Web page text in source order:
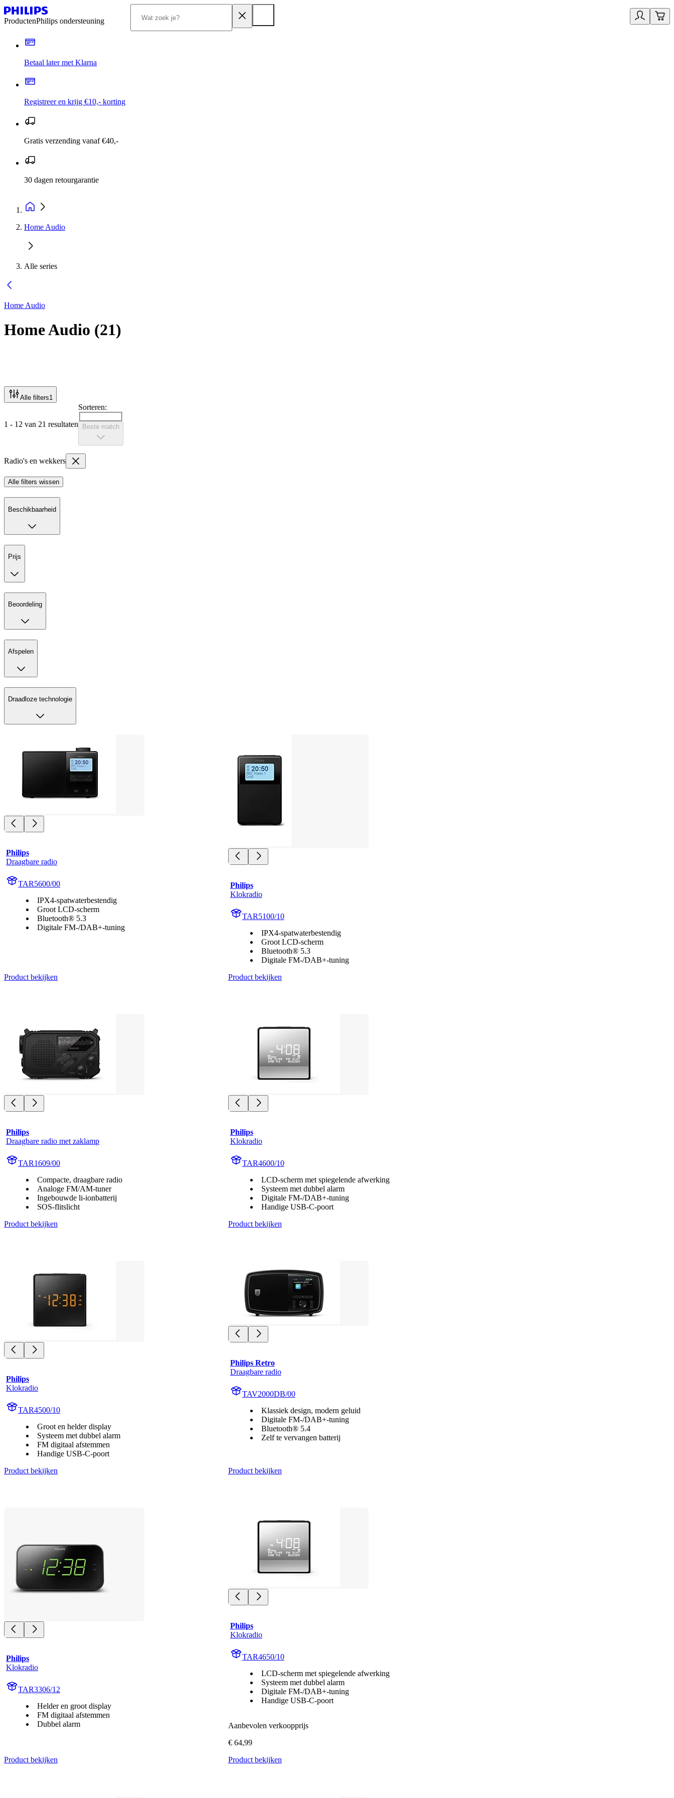
ProductenPhilips ondersteuning
Betaal later met Klarna
Registreer en krijg €10,- korting
Gratis verzending vanaf €40,-
30 dagen retourgarantie
Home Audio
Alle series
Home Audio
Home Audio (21)
Alle filters1
1 - 12 van 21 resultaten
Sorteren:
Beste match
Radio's en wekkers
Alle filters wissen
Beschikbaarheid
Prijs
Beoordeling
Afspelen
Draadloze technologie
Philips
Draagbare radio
TAR5600/00
IPX4-spatwaterbestendig
Groot LCD-scherm
Bluetooth® 5.3
Digitale FM-/DAB+-tuning
Product bekijken
Philips
Klokradio
TAR5100/10
IPX4-spatwaterbestendig
Groot LCD-scherm
Bluetooth® 5.3
Digitale FM-/DAB+-tuning
Product bekijken
Philips
Draagbare radio met zaklamp
TAR1609/00
Compacte, draagbare radio
Analoge FM/AM-tuner
Ingebouwde li-ionbatterij
SOS-flitslicht
Product bekijken
Philips
Klokradio
TAR4600/10
LCD-scherm met spiegelende afwerking
Systeem met dubbel alarm
Digitale FM-/DAB+-tuning
Handige USB-C-poort
Product bekijken
Philips
Klokradio
TAR4500/10
Groot en helder display
Systeem met dubbel alarm
FM digitaal afstemmen
Handige USB-C-poort
Product bekijken
Philips Retro
Draagbare radio
TAV2000DB/00
Klassiek design, modern geluid
Digitale FM-/DAB+-tuning
Bluetooth® 5.4
Zelf te vervangen batterij
Product bekijken
Philips
Klokradio
TAR3306/12
Helder en groot display
FM digitaal afstemmen
Dubbel alarm
Product bekijken
Philips
Klokradio
TAR4650/10
LCD-scherm met spiegelende afwerking
Systeem met dubbel alarm
Digitale FM-/DAB+-tuning
Handige USB-C-poort
Aanbevolen verkoopprijs
€ 64,99
Product bekijken